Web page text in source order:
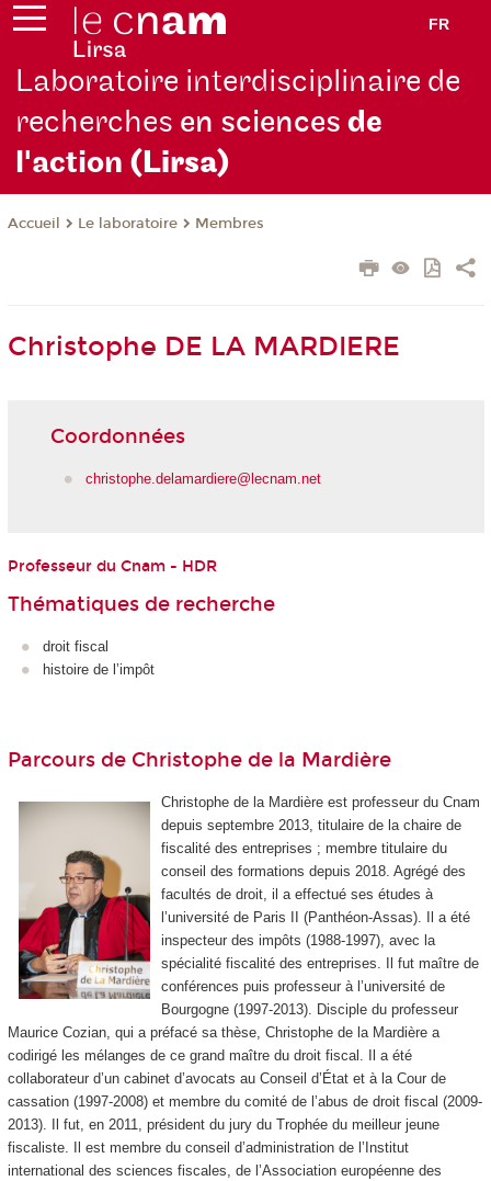
FR
Laboratoire interdisciplinaire de
recherches en sciencesde
l'action (Lirsa)
Accueil Le laboratoire Membres
Christophe DE LA MARDIERE
Coordonnées
christophe.delamardiere@lecnam.net
Professeur du Cnam - HDR
Thématiques de recherche
droit fiscal
histoire de l’impôt
Parcours de Christophe de la Mardière
Christophe de la Mardière est professeur du Cnam
depuis septembre 2013, titulaire de la chaire de
fiscalité des entreprises ; membre titulaire du
conseil des formations depuis 2018. Agrégé des
facultés de droit, il a effectué ses études à
l’université de Paris II (Panthéon-Assas). Il a été
inspecteur des impôts (1988-1997), avec la
spécialité fiscalité des entreprises. Il fut maître de
conférences puis professeur à l’université de
Bourgogne (1997-2013). Disciple du professeur
Maurice Cozian, qui a préfacé sa thèse, Christophe de la Mardière a
codirigé les mélanges de ce grand maître du droit fiscal. Il a été
collaborateur d’un cabinet d’avocats au Conseil d’État et à la Cour de
cassation (1997-2008) et membre du comité de l’abus de droit fiscal (2009-
2013). Il fut, en 2011, président du jury du Trophée du meilleur jeune
fiscaliste. Il est membre du conseil d’administration de l’Institut
international des sciences fiscales, de l’Association européenne des